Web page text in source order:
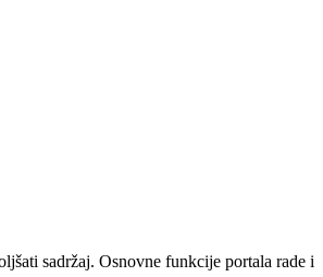
sadržaj. Osnovne funkcije portala rade i